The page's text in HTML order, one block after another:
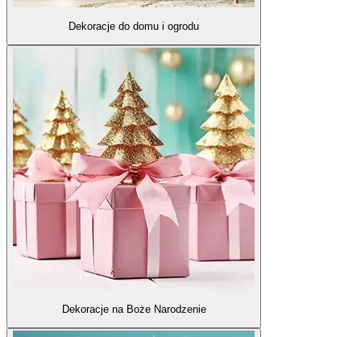
Dekoracje do domu i ogrodu
Dekoracje na Boże Narodzenie